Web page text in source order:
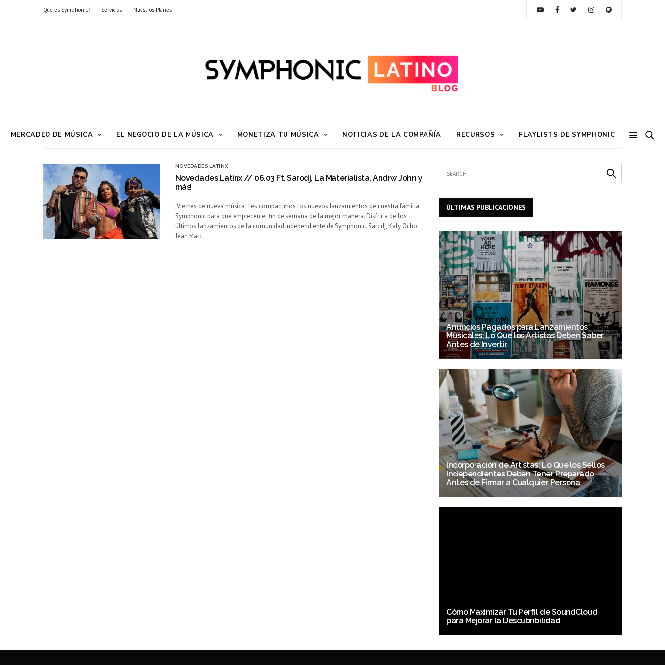
Que es Symphonic? Servicios Nuestros Planes
MERCADEO DE MÚSICA EL NEGOCIO DE LA MÚSICA MONETIZA TU MÚSICA NOTICIAS DE LA COMPAÑÍA RECURSOS PLAYLISTS DE SYMPHONIC
NOVEDADES LATINX
Novedades Latinx // 06.03 Ft. Sarodj, La Materialista, Andrw John y
más!
¡Viernes de nueva música! Les compartimos los nuevos lanzamientos de nuestra familia
Symphonic para que empiecen el fin de semana de la mejor manera. Disfruta de los
últimos lanzamientos de la comunidad independiente de Symphonic. Sarodj, Kaly Ocho,
Jean Marc…
ÚLTIMAS PUBLICACIONES
Anuncios Pagados para Lanzamientos
Musicales: Lo Que los Artistas Deben Saber
Antes de Invertir
Incorporación de Artistas: Lo Que los Sellos
Independientes Deben Tener Preparado
Antes de Firmar a Cualquier Persona
Cómo Maximizar Tu Perfil de SoundCloud
para Mejorar la Descubribilidad